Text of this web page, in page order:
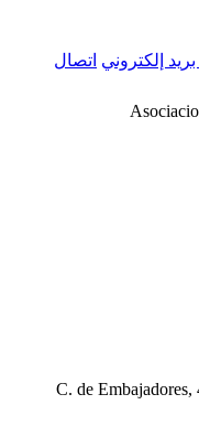
إلكتروني اتصال
C. de